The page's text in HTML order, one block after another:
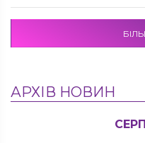
АРХІВ НОВИН